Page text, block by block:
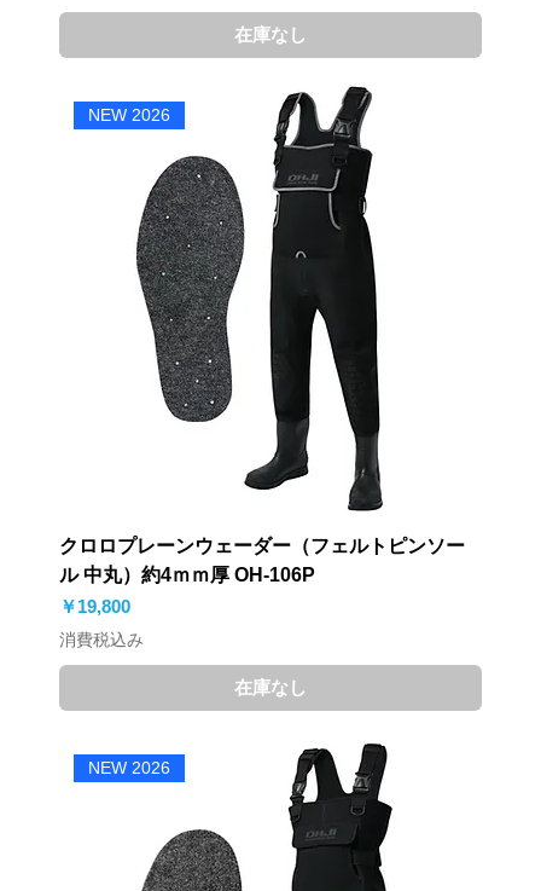
在庫なし
NEW 2026
クロロプレーンウェーダー（フェルトピンソー
ル 中丸）約4ｍｍ厚 OH-106P
価格
￥19,800
消費税込み
在庫なし
NEW 2026